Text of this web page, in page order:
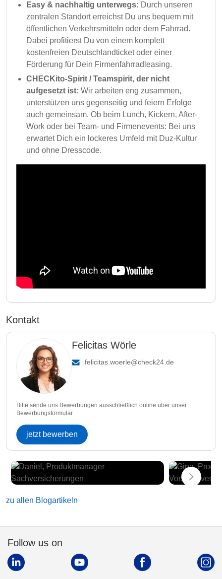
Easy & nachhaltig unterwegs: Durch unseren
zentralen Standort erreichst Du uns bequem mit
öffentlichen Verkehrsmitteln oder dem Fahrrad.
Dabei profitierst Du von einem komplett
kostenfreien Deutschlandticket oder einer
Förderung für Dein Firmenfahrradleasing.
CHECKito-Spirit / Teamspirit, der nicht
aufgesetzt ist: Wir arbeiten eng zusammen,
unterstützen uns gegenseitig und feiern Erfolge
auch gemeinsam. Ob beim Lunch, Kickern, After-
Work oder bei Team- und Firmenevents: Bei uns
erwartet Dich ein lockeres Umfeld mit Duz-Kultur
und ohne Dresscode.
Kontakt
Felicitas Wörle
felicitas.woerle@check24.de
Bitte sende uns Bewerbungen ausschließlich online über unser
Bewerbungsformular.
jetzt bewerben
zu allen Blogartikeln
Follow us on